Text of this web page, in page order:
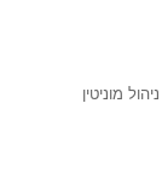
ניהול מוניטין